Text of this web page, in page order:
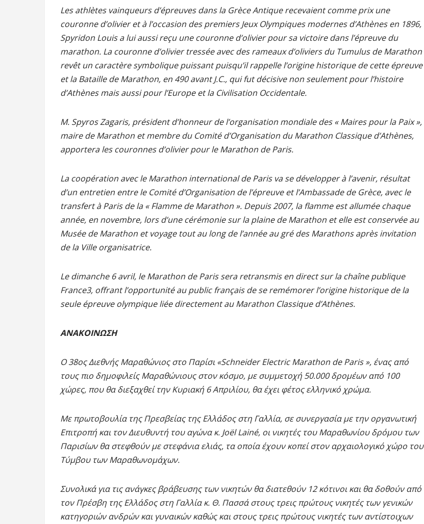
Les athlètes vainqueurs d’épreuves dans la Grèce Antique recevaient comme prix une
couronne d’olivier et à l’occasion des premiers Jeux Olympiques modernes d’Athènes en 1896,
Spyridon Louis a lui aussi reçu une couronne d’olivier pour sa victoire dans l’épreuve du
marathon. La couronne d’olivier tressée avec des rameaux d’oliviers du Tumulus de Marathon
revêt un caractère symbolique puissant puisqu’il rappelle l’origine historique de cette épreuve
et la Bataille de Marathon, en 490 avant J.C., qui fut décisive non seulement pour l’histoire
d’Athènes mais aussi pour l’Europe et la Civilisation Occidentale.
M. Spyros Zagaris, président d’honneur de l’organisation mondiale des « Maires pour la Paix »,
maire de Marathon et membre du Comité d’Organisation du Marathon Classique d’Athènes,
apportera les couronnes d’olivier pour le Marathon de Paris.
La coopération avec le Marathon international de Paris va se développer à l’avenir, résultat
d’un entretien entre le Comité d’Organisation de l’épreuve et l’Ambassade de Grèce, avec le
transfert à Paris de la « Flamme de Marathon ». Depuis 2007, la flamme est allumée chaque
année, en novembre, lors d’une cérémonie sur la plaine de Marathon et elle est conservée au
Musée de Marathon et voyage tout au long de l’année au gré des Marathons après invitation
de la Ville organisatrice.
Le dimanche 6 avril, le Marathon de Paris sera retransmis en direct sur la chaîne publique
France3, offrant l’opportunité au public français de se remémorer l’origine historique de la
seule épreuve olympique liée directement au Marathon Classique d’Athènes.
ΑΝΑΚΟΙΝΩΣΗ
Ο 38ος Διεθνής Μαραθώνιος στο Παρίσι «Schneider Electric Marathon de Paris », ένας από
τους πιο δημοφιλείς Μαραθώνιους στον κόσμο, με συμμετοχή 50.000 δρομέων από 100
χώρες, που θα διεξαχθεί την Κυριακή 6 Απριλίου, θα έχει φέτος ελληνικό χρώμα.
Με πρωτοβουλία της Πρεσβείας της Ελλάδος στη Γαλλία, σε συνεργασία με την οργανωτική
Επιτροπή και τον Διευθυντή του αγώνα κ. Jοël Lainé, οι νικητές του Μαραθωνίου δρόμου των
Παρισίων θα στεφθούν με στεφάνια ελιάς, τα οποία έχουν κοπεί στον αρχαιολογικό χώρο του
Τύμβου των Μαραθωνομάχων.
Συνολικά για τις ανάγκες βράβευσης των νικητών θα διατεθούν 12 κότινοι και θα δοθούν από
τον Πρέσβη της Ελλάδος στη Γαλλία κ. Θ. Πασσά στους τρεις πρώτους νικητές των γενικών
κατηγοριών ανδρών και γυναικών καθώς και στους τρεις πρώτους νικητές των αντίστοιχων